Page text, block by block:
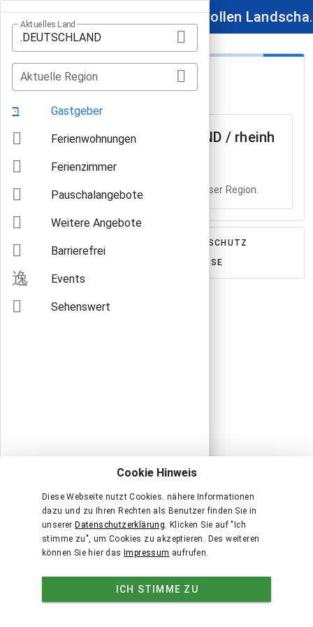
Wo leckere Weine in
Aktuelles Land
.DEUTSCHLAND
Aktuelle Region
Gastgeber
Ferienwohnungen
Ferienzimmer
Pauschalangebote
Weitere Angebote
Barrierefrei
Events
Sehenswert
Gastgeber
Gastgeber in .DEUTSCHLAND / rheinh
essen
Es gibt leider noch keine Anbieter in dieser Region.
DATENSCHUTZ
PRESSE
Cookie Hinweis
Diese Webseite nutzt Cookies. nähere Informationen
dazu und zu Ihren Rechten als Benutzer finden Sie in
unserer Datenschutzerklärung. Klicken Sie auf "Ich
stimme zu", um Cookies zu akzeptieren. Des weiteren
können Sie hier das Impressum aufrufen.
ICH STIMME ZU